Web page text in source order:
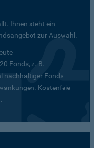
Ihnen steht ein
zur Auswahl.
Fonds, z. B.
nachhaltiger Fonds
Kostenfeie